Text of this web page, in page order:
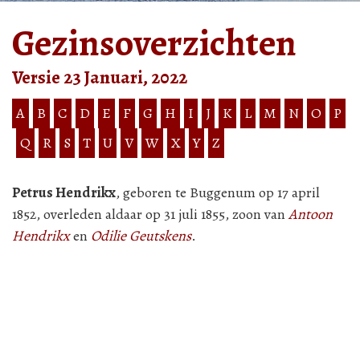
Gezinsoverzichten
Versie 23 Januari, 2022
A B C D E F G H I J K L M N O
P
Q
R S T U V W X Y Z
Petrus Hendrikx, geboren te Buggenum op 17 april
1852, overleden aldaar op 31 juli 1855, zoon vanAntoon
Hendrikxen Odilie Geutskens.